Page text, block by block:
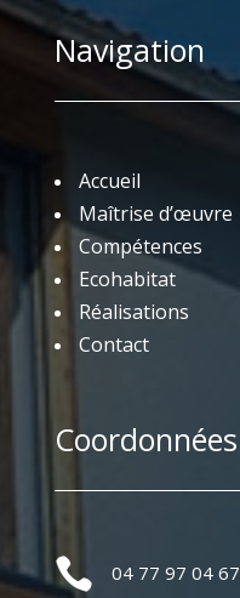
Navigation
Accueil
Maîtrise d’œuvre
Compétences
Ecohabitat
Réalisations
Contact
Coordonnées
 04 77 97 04 67